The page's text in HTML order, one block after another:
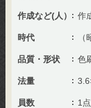
作成など(人） 作
時代
品質・形状 色
法量
員数 1点